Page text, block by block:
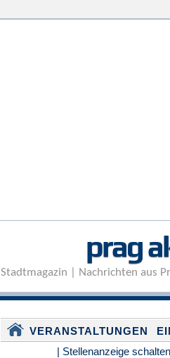
prag
Stadtmagazin | Nachrichten aus
VERANSTALTUNGEN
| Stellenanzeige